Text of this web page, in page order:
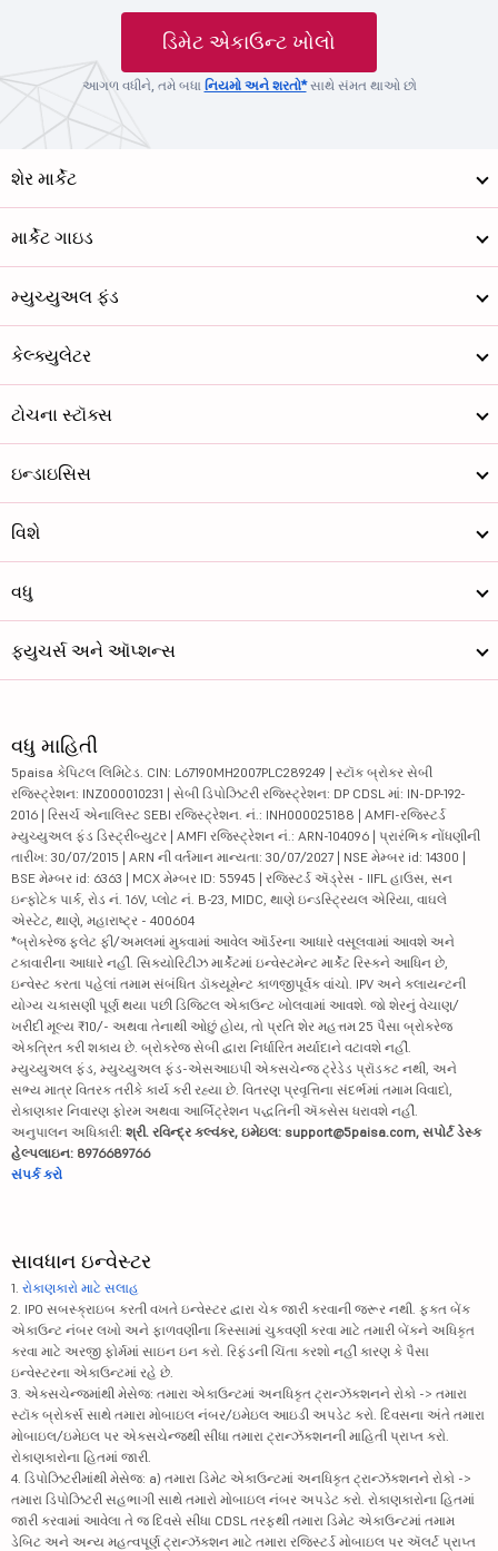
ડિમેટ એકાઉન્ટ ખોલો
આગળ વધીને, તમે બધા નિયમો અને શરતો*સાથે સંમત થાઓ છો
શેર માર્કેટ
માર્કેટ ગાઇડ
મ્યુચ્યુઅલ ફંડ
કેલ્ક્યુલેટર
ટોચના સ્ટૉક્સ
ઇન્ડાઇસિસ
વિશે
વધુ
ફ્યુચર્સ અને ઑપ્શન્સ
વધુ માહિતી
5paisa કેપિટલ લિમિટેડ. CIN: L67190MH2007PLC289249 | સ્ટૉક બ્રોકર સેબી
રજિસ્ટ્રેશન: INZ000010231 | સેબી ડિપોઝિટરી રજિસ્ટ્રેશન: DP CDSL માં: IN-DP-192-
2016 | રિસર્ચ એનાલિસ્ટ SEBI રજિસ્ટ્રેશન. નં.: INH000025188 | AMFI-રજિસ્ટર્ડ
મ્યુચ્યુઅલ ફંડ ડિસ્ટ્રીબ્યુટર | AMFI રજિસ્ટ્રેશન નં.: ARN-104096 | પ્રારંભિક નોંધણીની
તારીખ: 30/07/2015 | ARN ની વર્તમાન માન્યતા: 30/07/2027 | NSE મેમ્બર id: 14300 |
BSE મેમ્બર id: 6363 | MCX મેમ્બર ID: 55945 | રજિસ્ટર્ડ ઍડ્રેસ - IIFL હાઉસ, સન
ઇન્ફોટેક પાર્ક, રોડ નં. 16V, પ્લોટ નં. B-23, MIDC, થાણે ઇન્ડસ્ટ્રિયલ એરિયા, વાઘલે
એસ્ટેટ, થાણે, મહારાષ્ટ્ર - 400604
*બ્રોકરેજ ફ્લેટ ફી/અમલમાં મુકવામાં આવેલ ઑર્ડરના આધારે વસૂલવામાં આવશે અને
ટકાવારીના આધારે નહીં. સિક્યોરિટીઝ માર્કેટમાં ઇન્વેસ્ટમેન્ટ માર્કેટ રિસ્કને આધિન છે,
ઇન્વેસ્ટ કરતા પહેલાં તમામ સંબંધિત ડૉક્યૂમેન્ટ કાળજીપૂર્વક વાંચો. IPV અને ક્લાયન્ટની
યોગ્ય ચકાસણી પૂર્ણ થયા પછી ડિજિટલ એકાઉન્ટ ખોલવામાં આવશે. જો શેરનું વેચાણ/
ખરીદી મૂલ્ય ₹10/- અથવા તેનાથી ઓછું હોય, તો પ્રતિ શેર મહત્તમ 25 પૈસા બ્રોકરેજ
એકત્રિત કરી શકાય છે. બ્રોકરેજ સેબી દ્વારા નિર્ધારિત મર્યાદાને વટાવશે નહીં.
મ્યુચ્યુઅલ ફંડ, મ્યુચ્યુઅલ ફંડ-એસઆઇપી એક્સચેન્જ ટ્રેડેડ પ્રૉડક્ટ નથી, અને
સભ્ય માત્ર વિતરક તરીકે કાર્ય કરી રહ્યા છે. વિતરણ પ્રવૃત્તિના સંદર્ભમાં તમામ વિવાદો,
રોકાણકાર નિવારણ ફોરમ અથવા આર્બિટ્રેશન પદ્ધતિની ઍક્સેસ ધરાવશે નહીં.
અનુપાલન અધિકારી: શ્રી. રવિન્દ્ર કલ્વંકર, ઇમેઇલ: support@5paisa.com, સપોર્ટ ડેસ્ક
હેલ્પલાઇન: 8976689766
સંપર્ક કરો
સાવધાન ઇન્વેસ્ટર
1. રોકાણકારો માટે સલાહ
2. IPO સબસ્ક્રાઇબ કરતી વખતે ઇન્વેસ્ટર દ્વારા ચેક જારી કરવાની જરૂર નથી. ફક્ત બેંક
એકાઉન્ટ નંબર લખો અને ફાળવણીના કિસ્સામાં ચુકવણી કરવા માટે તમારી બેંકને અધિકૃત
કરવા માટે અરજી ફોર્મમાં સાઇન ઇન કરો. રિફંડની ચિંતા કરશો નહીં કારણ કે પૈસા
ઇન્વેસ્ટરના એકાઉન્ટમાં રહે છે.
3. એક્સચેન્જમાંથી મેસેજ: તમારા એકાઉન્ટમાં અનધિકૃત ટ્રાન્ઝૅક્શનને રોકો -> તમારા
સ્ટૉક બ્રોકર્સ સાથે તમારા મોબાઇલ નંબર/ઇમેઇલ આઇડી અપડેટ કરો. દિવસના અંતે તમારા
મોબાઇલ/ઇમેઇલ પર એક્સચેન્જથી સીધા તમારા ટ્રાન્ઝૅક્શનની માહિતી પ્રાપ્ત કરો.
રોકાણકારોના હિતમાં જારી.
4. ડિપોઝિટરીમાંથી મેસેજ: a) તમારા ડિમેટ એકાઉન્ટમાં અનધિકૃત ટ્રાન્ઝૅક્શનને રોકો ->
તમારા ડિપોઝિટરી સહભાગી સાથે તમારો મોબાઇલ નંબર અપડેટ કરો. રોકાણકારોના હિતમાં
જારી કરવામાં આવેલા તે જ દિવસે સીધા CDSL તરફથી તમારા ડિમેટ એકાઉન્ટમાં તમામ
ડેબિટ અને અન્ય મહત્વપૂર્ણ ટ્રાન્ઝૅક્શન માટે તમારા રજિસ્ટર્ડ મોબાઇલ પર ઍલર્ટ પ્રાપ્ત